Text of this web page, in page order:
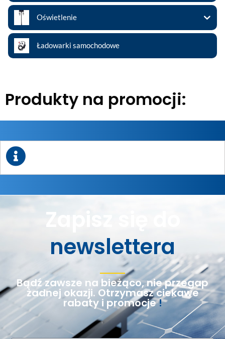
Oświetlenie
Ładowarki samochodowe
Produkty na promocji:
Zapisz się do
newslettera
Bądź zawsze na bieżąco, nie przegap
żadnej okazji. Otrzymasz ciekawe
rabaty i promocje!